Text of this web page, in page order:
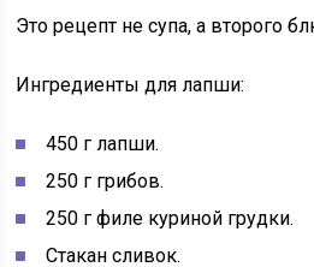
Это рецепт не супа, а второго
Ингредиенты для лапши:
450 г лапши.
250 г грибов.
250 г филе куриной грудки.
Стакан сливок.